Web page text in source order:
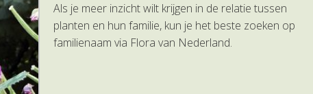
Als je meer inzicht wilt krijgen in de relatie tussen
planten en hun familie, kun je het beste zoeken op
familienaam via Flora van Nederland.